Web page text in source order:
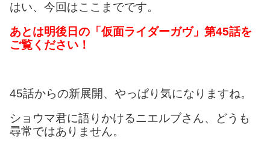
はい、今回はここまでです。
あとは明後日の「仮面ライダーガヴ」第45話を
ご覧ください！
45話からの新展開、やっぱり気になりますね。
ショウマ君に語りかけるニエルブさん、どうも
尋常ではありません。